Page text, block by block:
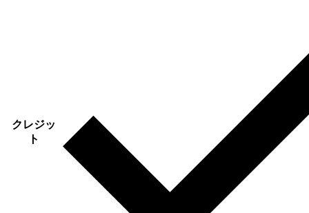
クレジッ
ト